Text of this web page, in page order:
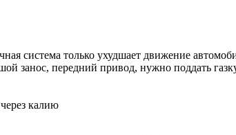
система только ухудшает движение
занос, передний привод, нужно поддать
калию